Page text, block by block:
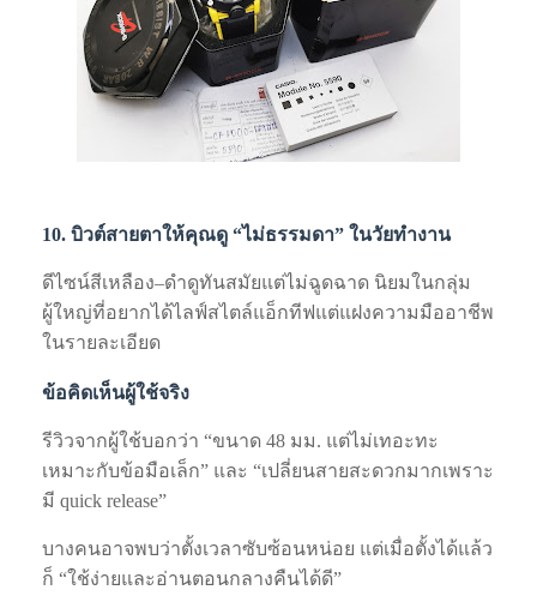
10. บิวต์สายตาให้คุณดู “ไม่ธรรมดา” ในวัยทำงาน
ดีไซน์สีเหลือง–ดำดูทันสมัยแต่ไม่ฉูดฉาด นิยมในกลุ่ม
ผู้ใหญ่ที่อยากได้ไลฟ์สไตล์แอ็กทีฟแต่แฝงความมืออาชีพ
ในรายละเอียด
ข้อคิดเห็นผู้ใช้จริง
รีวิวจากผู้ใช้บอกว่า “ขนาด 48 มม. แต่ไม่เทอะทะ
เหมาะกับข้อมือเล็ก” และ “เปลี่ยนสายสะดวกมากเพราะ
มี quick release”
บางคนอาจพบว่าตั้งเวลาซับซ้อนหน่อย แต่เมื่อตั้งได้แล้ว
ก็ “ใช้ง่ายและอ่านตอนกลางคืนได้ดี”